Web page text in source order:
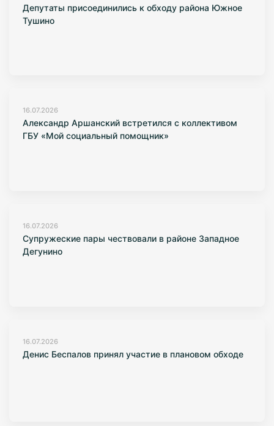
Депутаты присоединились к обходу района Южное
Тушино
16.07.2026
Александр Аршанский встретился с коллективом
ГБУ «Мой социальный помощник»
16.07.2026
Супружеские пары чествовали в районе Западное
Дегунино
16.07.2026
Денис Беспалов принял участие в плановом обходе